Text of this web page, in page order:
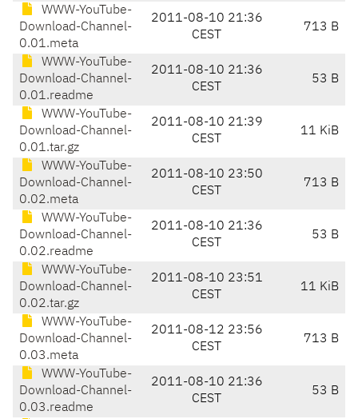
WWW-YouTube-
Download-Channel-
0.01.meta
2011-08-10 21:36
CEST
713 B
WWW-YouTube-
Download-Channel-
0.01.readme
2011-08-10 21:36
CEST
53 B
WWW-YouTube-
Download-Channel-
0.01.tar.gz
2011-08-10 21:39
CEST
11 KiB
WWW-YouTube-
Download-Channel-
0.02.meta
2011-08-10 23:50
CEST
713 B
WWW-YouTube-
Download-Channel-
0.02.readme
2011-08-10 21:36
CEST
53 B
WWW-YouTube-
Download-Channel-
0.02.tar.gz
2011-08-10 23:51
CEST
11 KiB
WWW-YouTube-
Download-Channel-
0.03.meta
2011-08-12 23:56
CEST
713 B
WWW-YouTube-
Download-Channel-
0.03.readme
2011-08-10 21:36
CEST
53 B